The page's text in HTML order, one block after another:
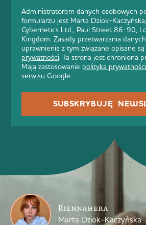
Administratorem danych osobowych
formularzu jest Marta Dziok-
Cybernetics Ltd., Paul Street 86-90,
Kingdom. Zasady przetwarzania
uprawnienia z tym związane opisane
prywatności. Ta strona jest chroniona
Mają zastosowanie polityka prywatności
serwisu Google.
SUBSKRYBUJĘ
Riennahera
Marta Dziok-Kaczyńska